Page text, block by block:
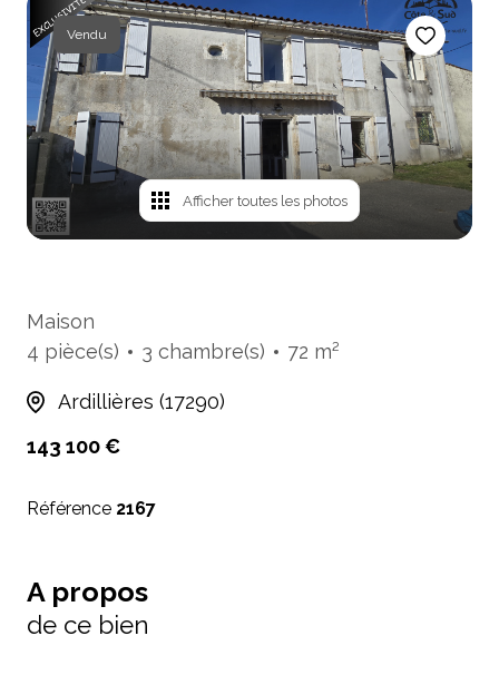
Contact
Alerte
e-
mails
Avis
clients
Cartes
de
Vendu
Afficher toutes les photos
Maison
4 pièce(s)
3 chambre(s) 72 m²
Ardillières (17290)
143 100 €
Référence 2167
A propos
de ce bien